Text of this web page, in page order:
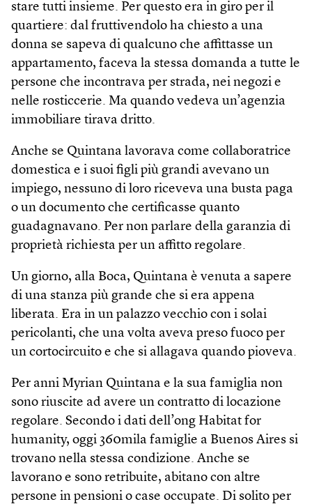
stare tutti insieme. Per questo era in giro per il
quartiere: dal fruttivendolo ha chiesto a una
donna se sapeva di qualcuno che affittasse un
appartamento, faceva la stessa domanda a tutte le
persone che incontrava per strada, nei negozi e
nelle rosticcerie. Ma quando vedeva un’agenzia
immobiliare tirava dritto.
Anche se Quintana lavorava come collaboratrice
domestica e i suoi figli più grandi avevano un
impiego, nessuno di loro riceveva una busta paga
o un documento che certificasse quanto
guadagnavano. Per non parlare della garanzia di
proprietà richiesta per un affitto regolare.
Un giorno, alla Boca, Quintana è venuta a sapere
di una stanza più grande che si era appena
liberata. Era in un palazzo vecchio con i solai
pericolanti, che una volta aveva preso fuoco per
un cortocircuito e che si allagava quando pioveva.
Per anni Myrian Quintana e la sua famiglia non
sono riuscite ad avere un contratto di locazione
regolare. Secondo i dati dell’ong Habitat for
humanity, oggi 360mila famiglie a Buenos Aires si
trovano nella stessa condizione. Anche se
lavorano e sono retribuite, abitano con altre
persone in pensioni o case occupate. Di solito per